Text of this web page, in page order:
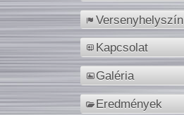
Versenyhelyszín
Kapcsolat
Galéria
Eredmények